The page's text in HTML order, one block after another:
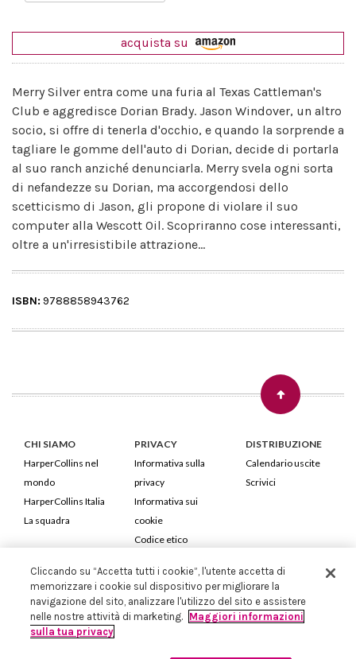
acquista su
Merry Silver entra come una furia al Texas Cattleman's
Club e aggredisce Dorian Brady. Jason Windover, un altro
socio, si offre di tenerla d'occhio, e quando la sorprende a
tagliare le gomme dell'auto di Dorian, decide di portarla
al suo ranch anziché denunciarla. Merry svela ogni sorta
di nefandezze su Dorian, ma accorgendosi dello
scetticismo di Jason, gli propone di violare il suo
computer alla Wescott Oil. Scopriranno cose interessanti,
oltre a un'irresistibile attrazione...
ISBN: 9788858943762
CHI SIAMO
HarperCollins nel
mondo
HarperCollins Italia
La squadra
PRIVACY
Informativa sulla
privacy
Informativa sui
cookie
Codice etico
DISTRIBUZIONE
Calendario uscite
Scrivici
HarperCollins Italia S.p.A. Viale Monte Nero, 84 - 20135 Milano
Cod. Fiscale e P.IVA 05946780151 - Capitale Sociale 258.250 €
Iscritta in Milano al Registro delle imprese nr.198004 e REA nr.1051898
Cliccando su “Accetta tutti i cookie”, l'utente accetta di
memorizzare i cookie sul dispositivo per migliorare la
navigazione del sito, analizzare l'utilizzo del sito e assistere
nelle nostre attività di marketing. Maggiori informazioni
sulla tua privacy